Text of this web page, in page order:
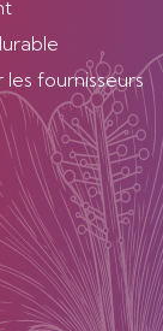
fournisseurs